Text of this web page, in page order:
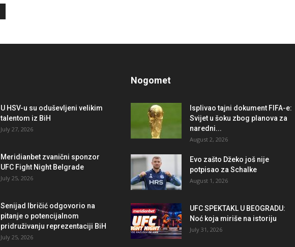
U HSV-u su oduševljeni velikim
talentom iz BiH
July 27, 2026
Meridianbet zvanični sponzor
UFC Fight Night Belgrade
July 25, 2026
Senijad Ibričić odgovorio na
pitanje o potencijalnom
pridruživanju reprezentaciji BiH
July 25, 2026
Nogomet
Isplivao tajni dokument FIFA-e:
Svijet u šoku zbog planova za
naredni...
August 2, 2026
Evo zašto Džeko još nije
potpisao za Schalke
August 1, 2026
UFC SPEKTAKL U BEOGRADU:
Noć koja miriše na istoriju
July 31, 2026